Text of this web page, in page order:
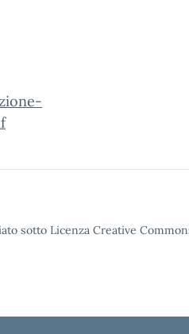
sotto Licenza Creative